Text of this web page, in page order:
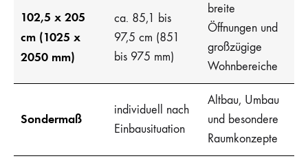
102,5 x 205
cm (1025 x
2050 mm)
ca. 85,1 bis
97,5 cm (851
bis 975 mm)
breite
Öffnungen und
großzügige
Wohnbereiche
Sondermaß
individuell nach
Einbausituation
Altbau, Umbau
und besondere
Raumkonzepte